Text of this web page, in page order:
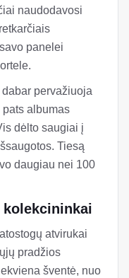
naudodavosi
panelei
pervažiuoja
albumas
dėlto saugiai į
Tiesą
daugiau nei 100
atvirukai
pradžios
šventė, nuo